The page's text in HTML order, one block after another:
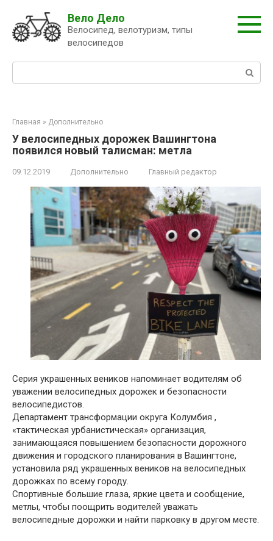
контенту
Вело Дело
Велосипед, велотуризм, типы
велосипедов
Главная » Дополнительно
У велосипедных дорожек Вашингтона
появился новый талисман: метла
09.12.2019 Дополнительно Главный редактор
Серия украшенных веников напоминает водителям об
уважении велосипедных дорожек и безопасности
велосипедистов.
Департамент трансформации округа Колумбия ,
«тактическая урбанистическая» организация,
занимающаяся повышением безопасности дорожного
движения и городского планирования в Вашингтоне,
установила ряд украшенных веников на велосипедных
дорожках по всему городу.
Спортивные большие глаза, яркие цвета и сообщение,
метлы, чтобы поощрить водителей уважать
велосипедные дорожки и найти парковку в другом месте.